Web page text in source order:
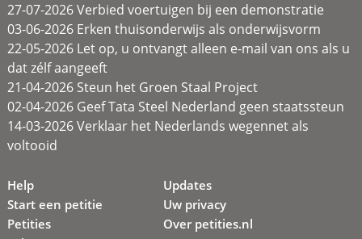
27-07-2026 Verbied voertuigen bij een demonstratie
03-06-2026 Erken thuisonderwijs als onderwijsvorm
22-05-2026 Let op, u ontvangt alleen e-mail van ons als u
dat zélf aangeeft
21-04-2026 Steun het Groen Staal Project
02-04-2026 Geef Tata Steel Nederland geen staatssteun
14-03-2026 Verklaar het Nederlands wegennet als
voltooid
Help
Start een petitie
Petities
Updates
Uw privacy
Over petities.nl